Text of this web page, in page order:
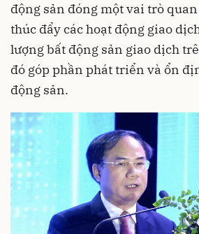
động sản đóng một vai trò
thúc đẩy các hoạt động giao
lượng bất động sản giao dịch
đó góp phần phát triển và ổn
động sản.